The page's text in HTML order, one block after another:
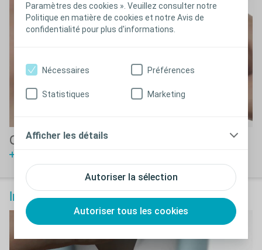
Paramètres des cookies ». Veuillez consulter notre
Politique en matière de cookies et notre Avis de
confidentialité pour plus d'informations.
Autoriser la sélection
Autoriser tous les cookies
Nécessaires Préférences
Statistiques Marketing
Afficher les détails
Comment contrôler l’état du filtre ?
Irriguer sa stomie